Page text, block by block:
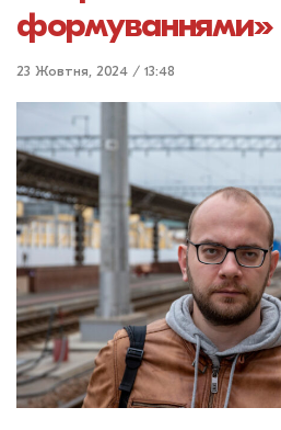
формуваннями»
23 Жовтня, 2024 / 13:48